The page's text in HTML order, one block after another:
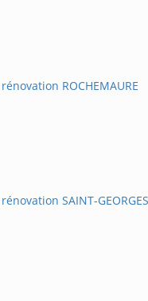
ROCHEMAURE
SAINT-